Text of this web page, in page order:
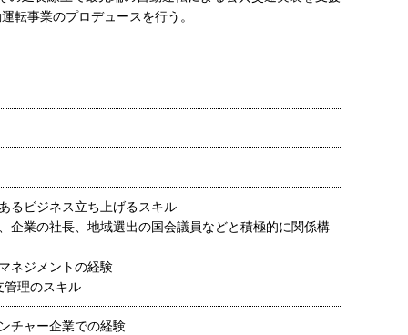
転事業のプロデュースを行う。
るビジネス立ち上げるスキル
企業の社長、地域選出の国会議員などと積極的に関係構
ネジメントの経験
管理のスキル
チャー企業での経験